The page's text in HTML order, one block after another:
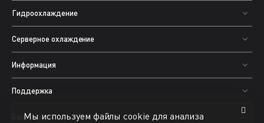
Гидроохлаждение
Серверное охлаждение
Информация
Поддержка
База знаний
Мы используем файлы cookie для анализа